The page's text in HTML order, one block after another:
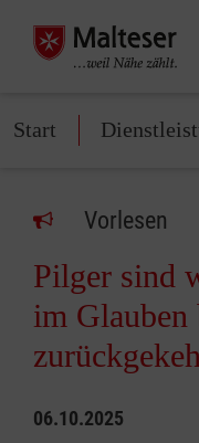
Start
Vorlesen
Pilger sind
im Glauben
06.10.2025